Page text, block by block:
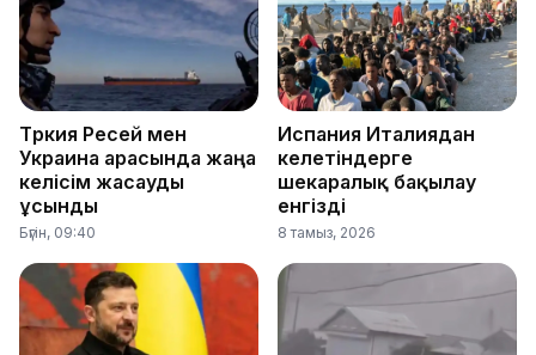
Түркия Ресей мен
Украина арасында жаңа
келісім жасауды
ұсынды
Бүгін, 09:40
Испания Италиядан
келетіндерге
шекаралық бақылау
енгізді
8 тамыз, 2026